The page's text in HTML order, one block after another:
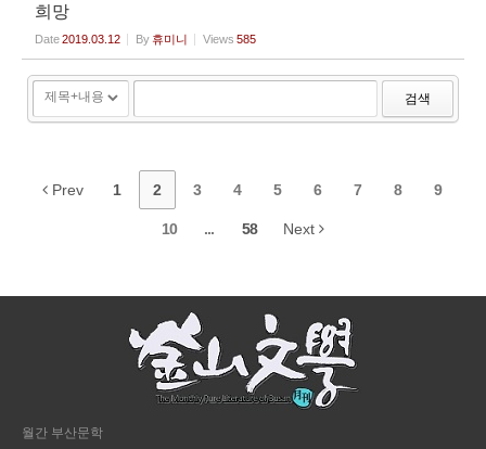
희망
Date2019.03.12 By휴미니 Views 585
검색
Prev 1 2 3 4 5 6 7 8 9
10 ... 58 Next
월간 부산문학